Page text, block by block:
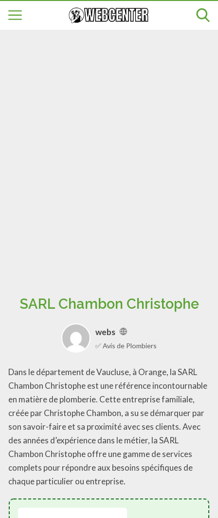
SARL Chambon Christophe
webs
✅ Avis de Plombiers
Dans le département de Vaucluse, à Orange, la SARL
Chambon Christophe est une référence incontournable
en matière de plomberie. Cette entreprise familiale,
créée par Christophe Chambon, a su se démarquer par
son savoir-faire et sa proximité avec ses clients. Avec
des années d’expérience dans le métier, la SARL
Chambon Christophe offre une gamme de services
complets pour répondre aux besoins spécifiques de
chaque particulier ou entreprise.